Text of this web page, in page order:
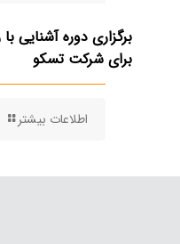
برای شرکت تسکو
اطلاعات بیشتر